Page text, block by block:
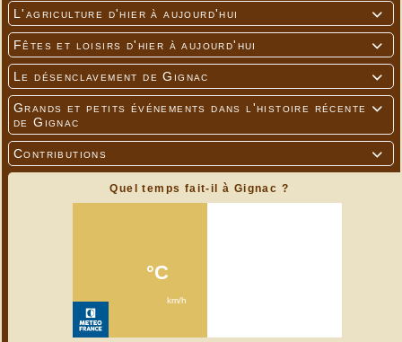

L'agriculture d'hier à aujourd'hui

Fêtes et loisirs d'hier à aujourd'hui

Le désenclavement de Gignac

Grands et petits événements dans l'histoire récente
de Gignac

Contributions
Quel temps fait-il à Gignac ?